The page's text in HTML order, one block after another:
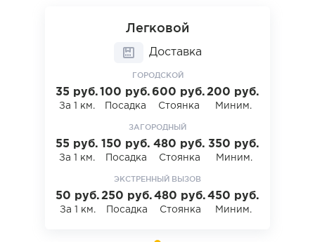
Легковой
Доставка
ГОРОДСКОЙ
35 руб.
За 1 км.
100 руб.
Посадка
600 руб.
Стоянка
200 руб.
Миним.
ЗАГОРОДНЫЙ
55 руб.
За 1 км.
150 руб.
Посадка
480 руб.
Стоянка
350 руб.
Миним.
ЭКСТРЕННЫЙ ВЫЗОВ
50 руб.
За 1 км.
250 руб.
Посадка
480 руб.
Стоянка
450 руб.
Миним.